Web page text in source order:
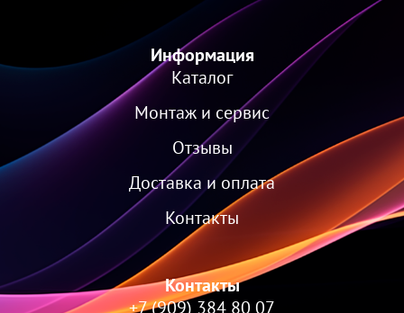
Информация
Каталог
Монтаж и сервис
Отзывы
Доставка и оплата
Контакты
Контакты
+7 (909) 384 80 07